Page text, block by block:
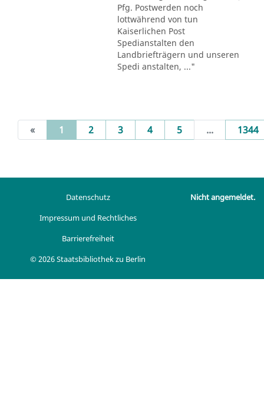
Pfg. Postwerden noch
lottwährend von tun
Kaiserlichen Post
Spedianstalten den
Landbriefträgern und unseren
Spedi anstalten, ..."
« 1 (current)
2 3 4 5 ... 1344
Datenschutz
Impressum und Rechtliches
Barrierefreiheit
© 2026 Staatsbibliothek zu Berlin
Nicht angemeldet.